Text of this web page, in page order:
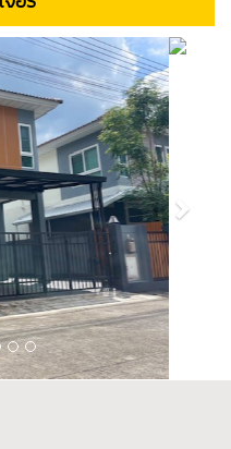
Next
อน พร้อมเฟอร์นิเจอร์ 3
2 เครื่องทำน้ำอุ่น, ห้อง
นกันแสง, ห้องรับประทาน
ห้องครัวใหญ่, พร้อมตู้เย็น,
ซัก-ล้าง ด้านหลังบ้าน, หน้า
รว พื้นที่ใช้สอย: - 125